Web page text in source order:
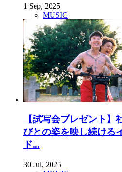
1 Sep, 2025
MUSIC
【試写会プレゼント】
びとの姿を映し続ける
ド...
30 Jul, 2025